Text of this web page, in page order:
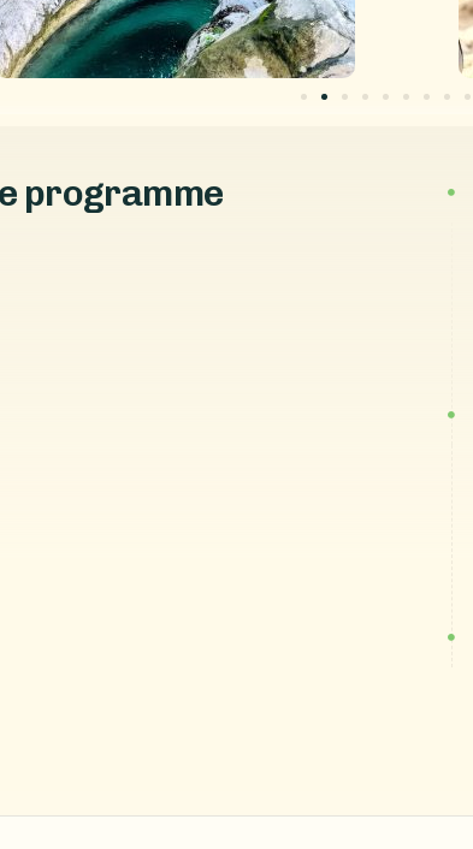
et modulables.
un sentier facile d’environ 20 minutes permet de
programme